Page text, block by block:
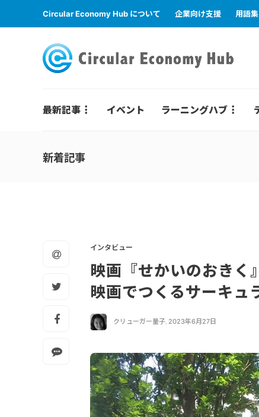
Circular Economy Hub について 企業向け支援 用語集
最新記事 イベント ラーニングハブ
新着記事
インタビュー
映画『せかいのおきく
映画でつくるサーキュ
クリューガー量子, 2023年6月27日